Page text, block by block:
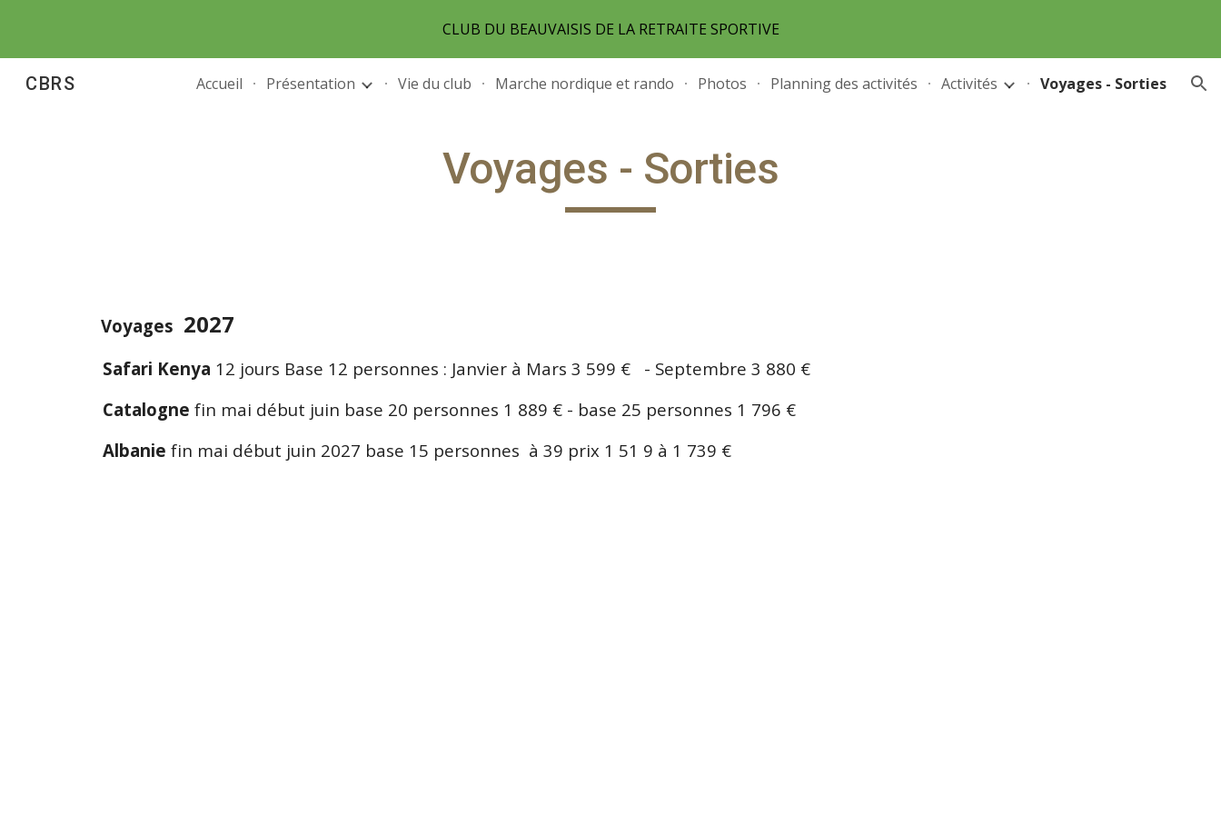
Skip to main content Skip to navigation
CLUB DU BEAUVAISIS DE LA RETRAITE SPORTIVE
CBRS Accueil Présentation Vie du club Marche nordique et rando Photos Planning des activités Activités Voyages - Sorties
Voyages - Sorties
Voyages 2027
Safari Kenya 12 jours Base 12 personnes : Janvier à Mars 3 599 € - Septembre 3 880 €
Catalogne fin mai début juin base 20 personnes 1 889 € - base 25 personnes 1 796 €
Albanie fin mai début juin 2027 base 15 personnes à 39 prix 1 51 9 à 1 739 €